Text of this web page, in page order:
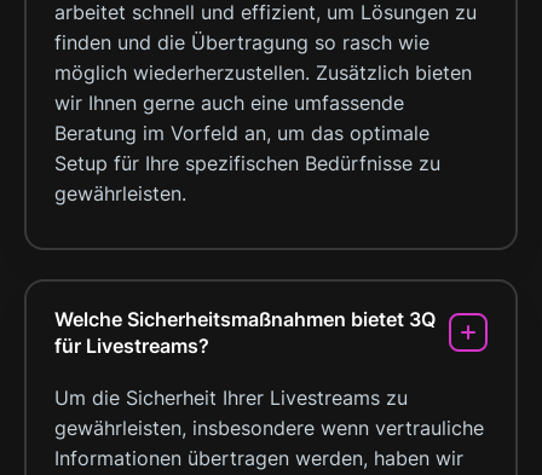
arbeitet schnell und effizient, um Lösungen zu
finden und die Übertragung so rasch wie
möglich wiederherzustellen. Zusätzlich bieten
wir Ihnen gerne auch eine umfassende
Beratung im Vorfeld an, um das optimale
Setup für Ihre spezifischen Bedürfnisse zu
gewährleisten.
Welche Sicherheitsmaßnahmen bietet 3Q
für Livestreams?
Um die Sicherheit Ihrer Livestreams zu
gewährleisten, insbesondere wenn vertrauliche
Informationen übertragen werden, haben wir